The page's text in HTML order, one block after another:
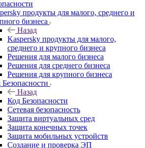
продукты для малого, среднего и
бизнеса
Назад
Kaspersky продукты для малого,
среднего и крупного бизнеса
Решения для малого бизнеса
Решения для среднего бизнеса
Решения для крупного бизнеса
Назад
Код Безопасности
Сетевая безопасность
Защита виртуальных сред
Защита конечных точек
Защита мобильных устройств
Создание и проверка ЭП